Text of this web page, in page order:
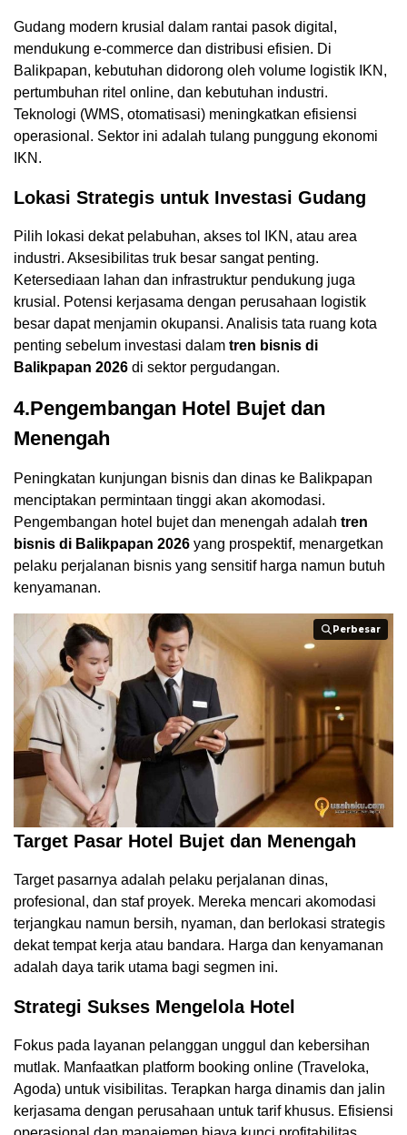
Gudang modern krusial dalam rantai pasok digital,
mendukung e-commerce dan distribusi efisien. Di
Balikpapan, kebutuhan didorong oleh volume logistik IKN,
pertumbuhan ritel online, dan kebutuhan industri.
Teknologi (WMS, otomatisasi) meningkatkan efisiensi
operasional. Sektor ini adalah tulang punggung ekonomi
IKN.
Lokasi Strategis untuk Investasi Gudang
Pilih lokasi dekat pelabuhan, akses tol IKN, atau area
industri. Aksesibilitas truk besar sangat penting.
Ketersediaan lahan dan infrastruktur pendukung juga
krusial. Potensi kerjasama dengan perusahaan logistik
besar dapat menjamin okupansi. Analisis tata ruang kota
penting sebelum investasi dalam tren bisnis di
Balikpapan 2026 di sektor pergudangan.
4.Pengembangan Hotel Bujet dan
Menengah
Peningkatan kunjungan bisnis dan dinas ke Balikpapan
menciptakan permintaan tinggi akan akomodasi.
Pengembangan hotel bujet dan menengah adalah tren
bisnis di Balikpapan 2026 yang prospektif, menargetkan
pelaku perjalanan bisnis yang sensitif harga namun butuh
kenyamanan.
Perbesar
Perbesar
Target Pasar Hotel Bujet dan Menengah
Target pasarnya adalah pelaku perjalanan dinas,
profesional, dan staf proyek. Mereka mencari akomodasi
terjangkau namun bersih, nyaman, dan berlokasi strategis
dekat tempat kerja atau bandara. Harga dan kenyamanan
adalah daya tarik utama bagi segmen ini.
Strategi Sukses Mengelola Hotel
Fokus pada layanan pelanggan unggul dan kebersihan
mutlak. Manfaatkan platform booking online (Traveloka,
Agoda) untuk visibilitas. Terapkan harga dinamis dan jalin
kerjasama dengan perusahaan untuk tarif khusus. Efisiensi